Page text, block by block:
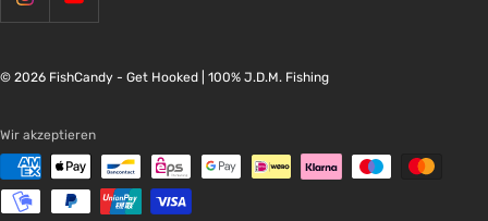
© 2026 FishCandy - Get Hooked | 100% J.D.M. Fishing
Wir akzeptieren